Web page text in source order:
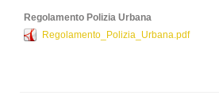
Il Condominio
Regolamento Polizia Urbana
Regolamento_Polizia_Urbana.pdf